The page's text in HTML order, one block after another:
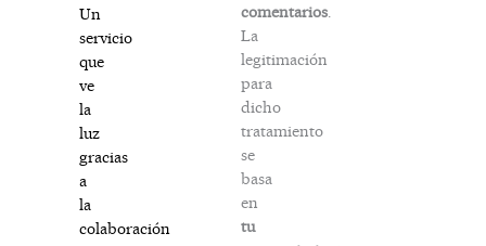
Un
servicio
que
ve
la
luz
gracias
a
la
colaboración
comentarios.
La
legitimación
para
dicho
tratamiento
se
basa
en
tu